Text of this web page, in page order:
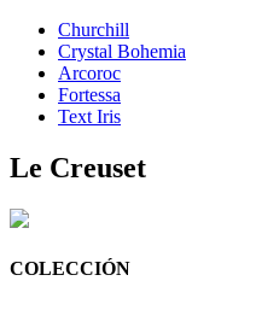
Churchill
Crystal Bohemia
Arcoroc
Fortessa
Text Iris
Le Creuset
COLECCIÓN